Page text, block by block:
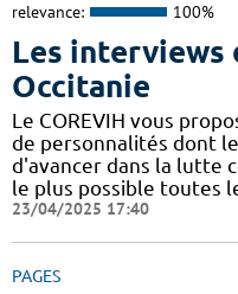
relevance: 100%
Les interviews
Occitanie
Le COREVIH vous
de personnalités dont
d'avancer dans la lutte
le plus possible toutes
23/04/2025 17:40
PAGES